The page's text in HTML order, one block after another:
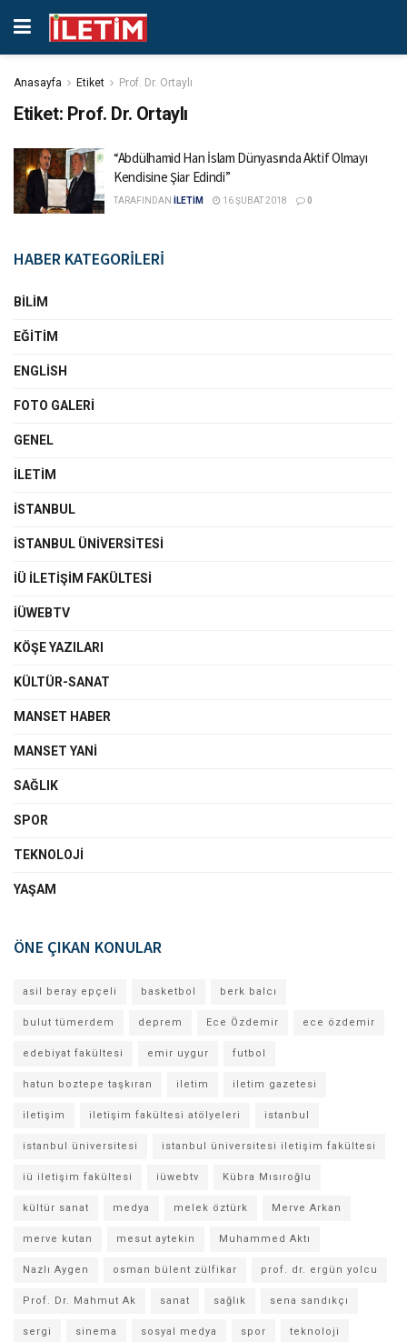
Anasayfa Etiket Prof. Dr. Ortaylı
Etiket: Prof. Dr. Ortaylı
“Abdülhamid Han İslam Dünyasında Aktif Olmayı
Kendisine Şiar Edindi”
TARAFINDAN İLETİM 16 ŞUBAT 2018 0
HABER KATEGORİLERİ
BILIM
EĞITIM
ENGLISH
FOTO GALERI
GENEL
İLETIM
İSTANBUL
İSTANBUL ÜNIVERSITESI
İÜ İLETIŞIM FAKÜLTESI
İÜWEBTV
KÖŞE YAZILARI
KÜLTÜR-SANAT
MANSET HABER
MANSET YANI
SAĞLIK
SPOR
TEKNOLOJI
YAŞAM
ÖNE ÇIKAN KONULAR
asil beray epçeli basketbol berk balcı
bulut tümerdem deprem Ece Özdemir ece özdemir
edebiyat fakültesi emir uygur futbol
hatun boztepe taşkıran iletim iletim gazetesi
iletişim iletişim fakültesi atölyeleri istanbul
istanbul üniversitesi istanbul üniversitesi iletişim fakültesi
iü iletişim fakültesi iüwebtv Kübra Mısıroğlu
kültür sanat medya melek öztürk Merve Arkan
merve kutan mesut aytekin Muhammed Aktı
Nazlı Aygen osman bülent zülfikar prof. dr. ergün yolcu
Prof. Dr. Mahmut Ak sanat sağlık sena sandıkçı
sergi sinema sosyal medya spor teknoloji